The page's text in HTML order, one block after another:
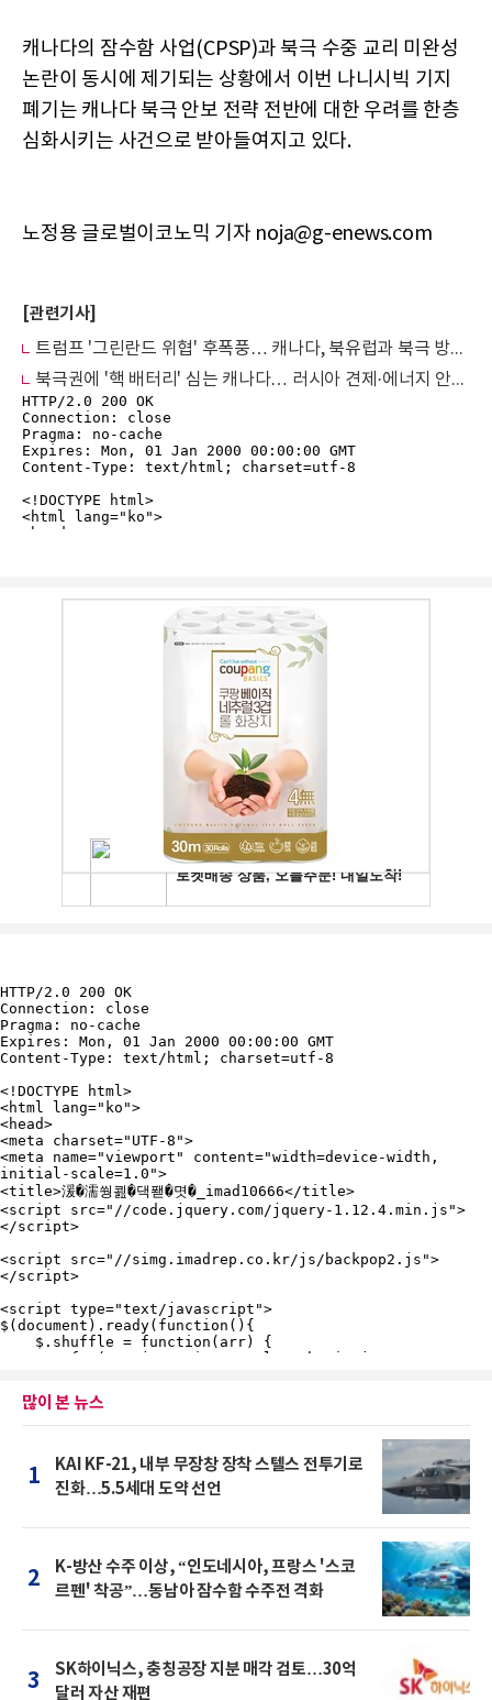
캐나다의 잠수함 사업(CPSP)과 북극 수중 교리 미완성
논란이 동시에 제기되는 상황에서 이번 나니시빅 기지
폐기는 캐나다 북극 안보 전략 전반에 대한 우려를 한층
심화시키는 사건으로 받아들여지고 있다.
노정용 글로벌이코노믹 기자 noja@g-enews.com
[관련기사]
트럼프 '그린란드 위협' 후폭풍… 캐나다, 북유럽과 북극 방위동맹 강화
북극권에 '핵 배터리' 심는 캐나다… 러시아 견제·에너지 안보 '승부수'
많이 본 뉴스
1
KAI KF-21, 내부 무장창 장착 스텔스 전투기로
진화…5.5세대 도약 선언
2
K-방산 수주 이상, “인도네시아, 프랑스 '스코
르펜' 착공”…동남아 잠수함 수주전 격화
3
SK하이닉스, 충칭공장 지분 매각 검토…30억
달러 자산 재편